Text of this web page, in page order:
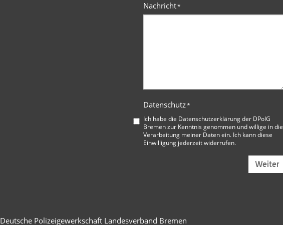
Nachricht*
Datenschutz*
Ich habe die Datenschutzerklärung der DPolG
Bremenzur Kenntnis genommen und willige in die
Verarbeitung meiner Daten ein. Ich kann diese
Einwilligung jederzeit widerrufen.
Weiter
Deutsche Polizeigewerkschaft Landesverband Bremen